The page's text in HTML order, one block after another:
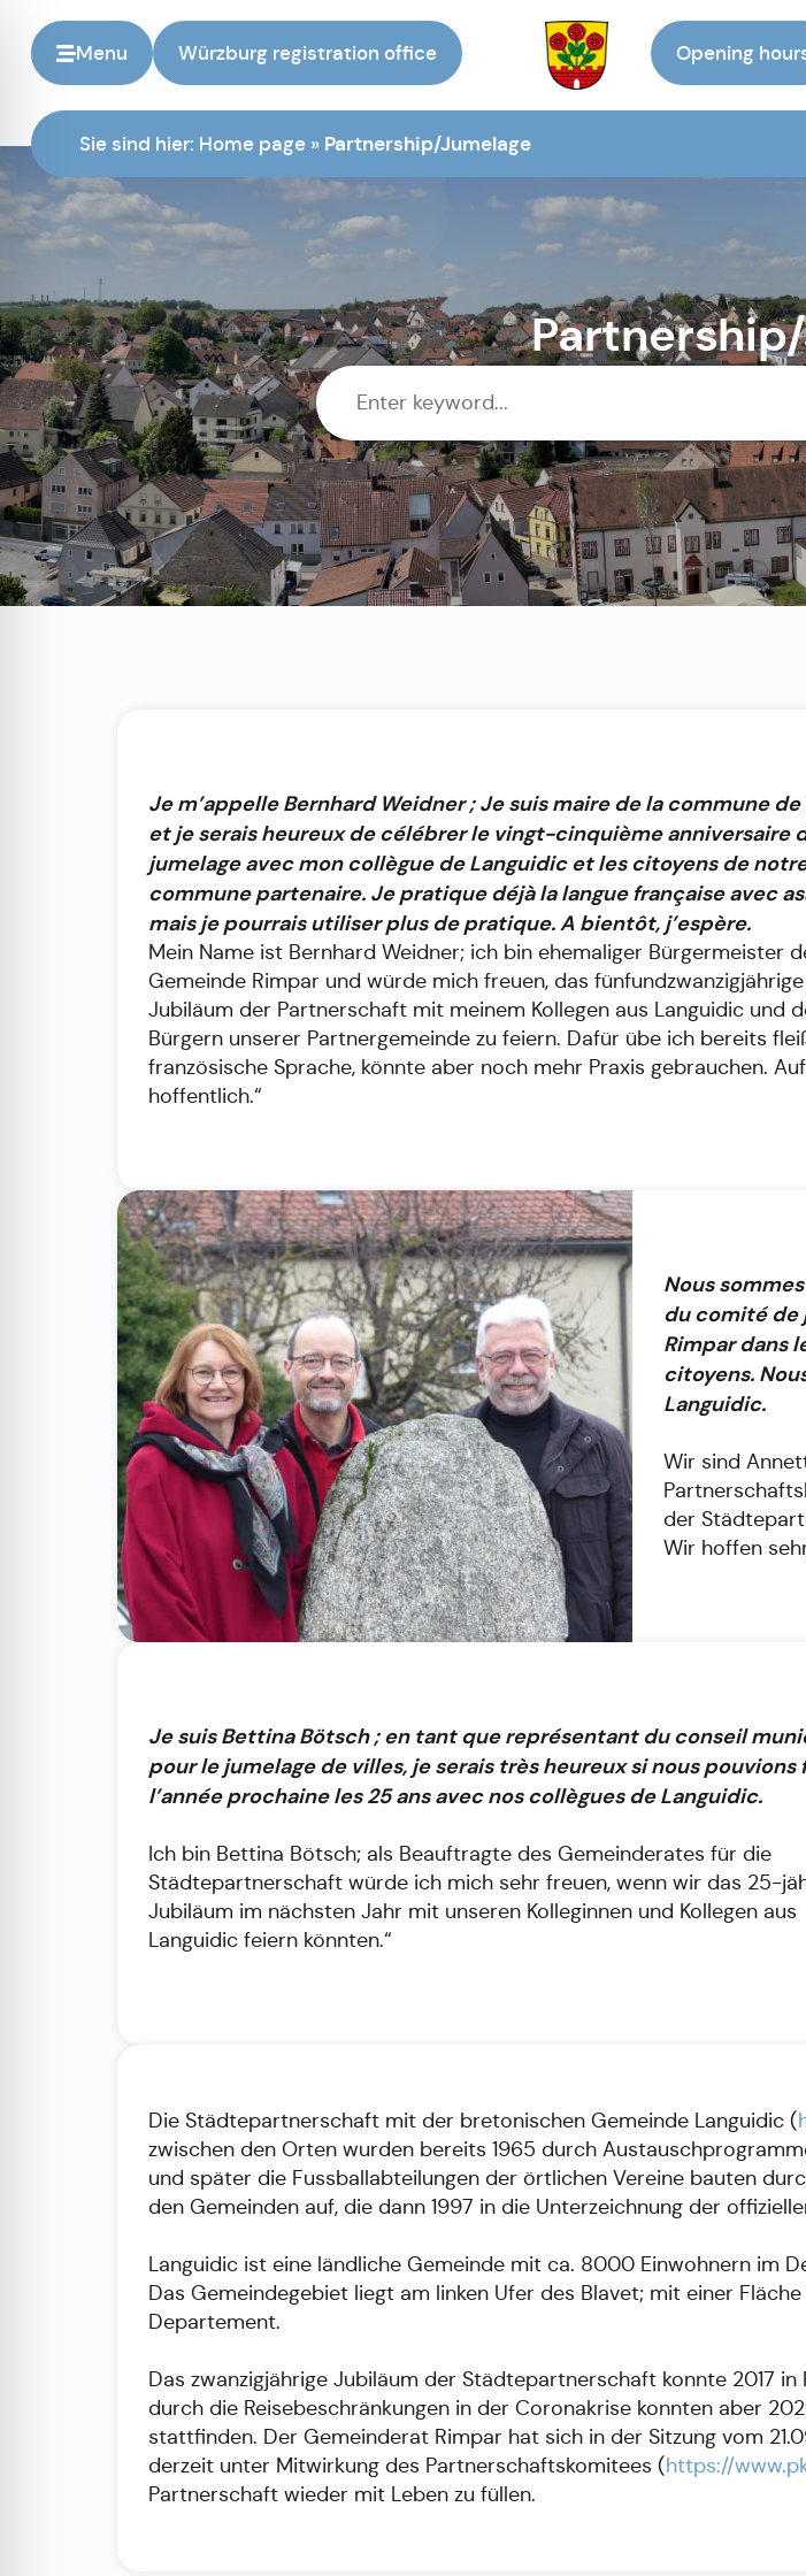
Menu Würzburg registration office
To the
homepage
Opening
Sie sind hier: Home page » Partnership/Jumelage
Je m’appelle Bernhard Weidner ; Je suis maire de la commune de
et je serais heureux de célébrer le vingt-cinquième anniversaire
jumelage avec mon collègue de Languidic et les citoyens de
commune partenaire. Je pratique déjà la langue française avec
mais je pourrais utiliser plus de pratique. A bientôt, j’espère.
Mein Name ist Bernhard Weidner; ich bin ehemaliger Bürgermeister
Gemeinde Rimpar und würde mich freuen, das fünfundzwanzigjährige
Jubiläum der Partnerschaft mit meinem Kollegen aus Languidic und
Bürgern unserer Partnergemeinde zu feiern. Dafür übe ich bereits
französische Sprache, könnte aber noch mehr Praxis gebrauchen.
hoffentlich.“
Nous
du comité de
Rimpar dans
citoyens.
Languidic.
Wir sind
der
Wir hoffen
Je suis Bettina Bötsch ; en tant que représentant du conseil
pour le jumelage de villes, je serais très heureux si nous pouvions
l’année prochaine les 25 ans avec nos collègues de Languidic.
Ich bin Bettina Bötsch; als Beauftragte des Gemeinderates für die
Städtepartnerschaft würde ich mich sehr freuen, wenn wir das 25-
Jubiläum im nächsten Jahr mit unseren Kolleginnen und Kollegen aus
Languidic feiern könnten.“
Die Städtepartnerschaft mit der bretonischen Gemeinde Languidic (
zwischen den Orten wurden bereits 1965 durch
und später die Fussballabteilungen der örtlichen Vereine bauten
den Gemeinden auf, die dann 1997 in die Unterzeichnung der
Languidic ist eine ländliche Gemeinde mit ca. 8000 Einwohnern im
Das Gemeindegebiet liegt am linken Ufer des Blavet; mit einer
Departement.
Das zwanzigjährige Jubiläum der Städtepartnerschaft konnte 2017
durch die Reisebeschränkungen in der Coronakrise konnten aber
stattfinden. Der Gemeinderat Rimpar hat sich in der Sitzung vom
derzeit unter Mitwirkung des Partnerschaftskomitees (https://
Partnerschaft wieder mit Leben zu füllen.